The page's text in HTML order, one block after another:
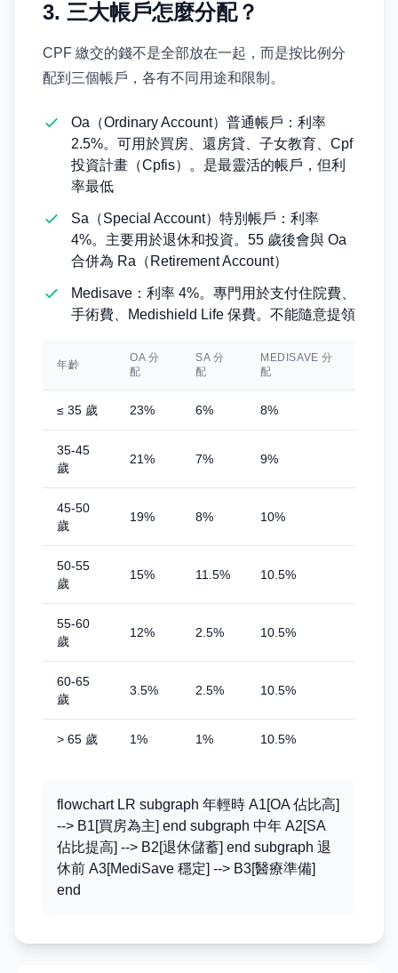
3. 三大帳戶怎麼分配？
CPF 繳交的錢不是全部放在一起，而是按比例分
配到三個帳戶，各有不同用途和限制。
Oa（Ordinary Account）普通帳戶：利率
2.5%。可用於買房、還房貸、子女教育、Cpf
投資計畫（Cpfis）。是最靈活的帳戶，但利
率最低
Sa（Special Account）特別帳戶：利率
4%。主要用於退休和投資。55 歲後會與 Oa
合併為 Ra（Retirement Account）
Medisave：利率 4%。專門用於支付住院費、
手術費、Medishield Life 保費。不能隨意提領
年齡
OA 分
配
SA 分
配
MEDISAVE 分
配
≤ 35 歲 23% 6% 8%
35-45
歲
21% 7% 9%
45-50
歲
19% 8% 10%
50-55
歲
15% 11.5% 10.5%
55-60
歲
12% 2.5% 10.5%
60-65
歲
3.5% 2.5% 10.5%
> 65 歲 1% 1% 10.5%
flowchart LR subgraph 年輕時 A1[OA 佔比高]
--> B1[買房為主] end subgraph 中年 A2[SA
佔比提高] --> B2[退休儲蓄] end subgraph 退
休前 A3[MediSave 穩定] --> B3[醫療準備]
end